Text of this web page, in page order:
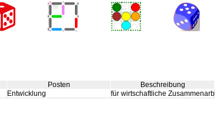
Posten
Beschreibung
Entwicklung für wirtschaftliche